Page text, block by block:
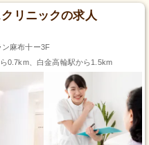
リニックの求人
麻布十ー3F
0.7km、白金高輪駅から1.5km